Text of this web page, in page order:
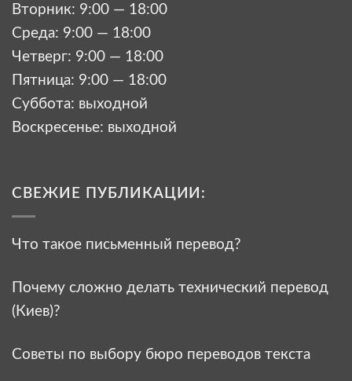
Вторник: 9:00 — 18:00
Среда: 9:00 — 18:00
Четверг: 9:00 — 18:00
Пятница: 9:00 — 18:00
Суббота: выходной
Воскресенье: выходной
СВЕЖИЕ ПУБЛИКАЦИИ:
Что такое письменный перевод?
Почему сложно делать технический перевод
(Киев)?
Советы по выбору бюро переводов текста